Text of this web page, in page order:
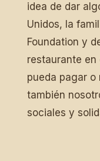
idea de dar
Unidos, la
Foundation y
restaurante en
pueda pagar o
también
sociales y